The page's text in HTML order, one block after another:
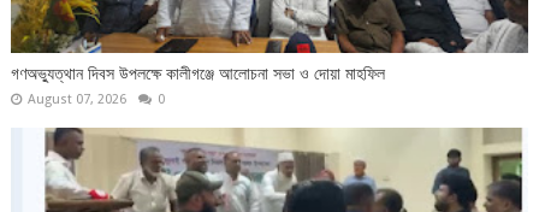
গণঅভ্যুত্থান দিবস উপলক্ষে কালীগঞ্জে আলোচনা সভা ও দোয়া মাহফিল
August 07, 2026 0